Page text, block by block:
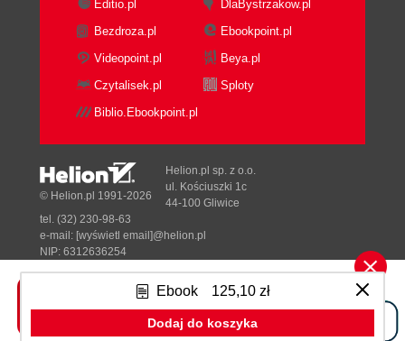
Ebook 125,10 zł
Dodaj do koszyka
Editio.pl
DlaBystrzakow.pl
Bezdroza.pl
Ebookpoint.pl
Videopoint.pl
Beya.pl
Czytalisek.pl
Sploty
Biblio.Ebookpoint.pl
Tonik.pl
© Helion.pl 1991-2026
Helion.pl sp. z o.o.
ul. Kościuszki 1c
44-100 Gliwice
tel. (32) 230-98-63
e-mail: [wyświetl email]@helion.pl
NIP: 6312636254